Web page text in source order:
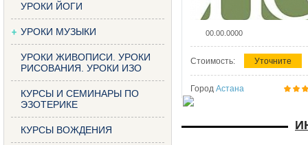
УРОКИ ЙОГИ
УРОКИ МУЗЫКИ
УРОКИ ЖИВОПИСИ. УРОКИ
РИСОВАНИЯ. УРОКИ ИЗО
КУРСЫ И СЕМИНАРЫ ПО
ЭЗОТЕРИКЕ
КУРСЫ ВОЖДЕНИЯ
00.00.0000
Стоимость: Уточните
Город Астана